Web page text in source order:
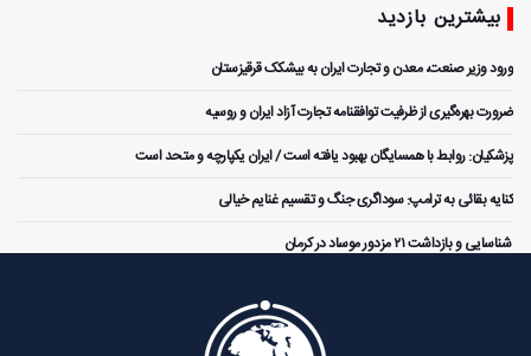
بیشترین بازدید
ورود وزیر صنعت، معدن و تجارت ایران به بیشکک قرقیزستان
ضرورت بهره‌گیری از ظرفیت توافقنامه تجارت آزاد ایران و روسیه
پزشکیان: روابط با همسایگان بهبود یافته است / ایران یکپارچه و متحد است
کنایه بقائی به ترامپ: سوداگری جنگ و تقسیم غنایم خیالی
️ شناسایی و بازداشت ۲۱ مزدور موساد در کرمان